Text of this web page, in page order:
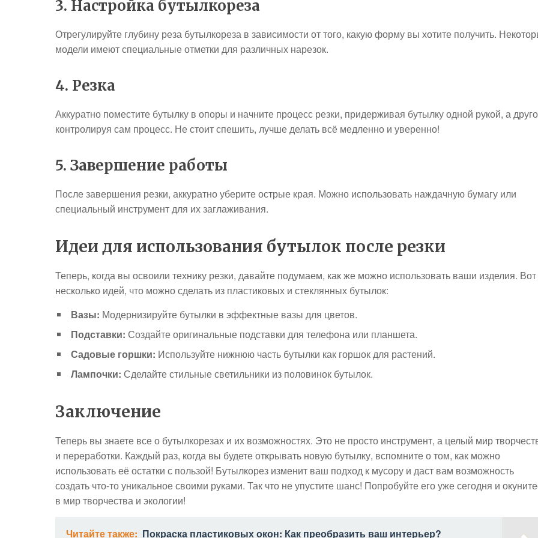
3. Настройка бутылкореза
Отрегулируйте глубину реза бутылкореза в зависимости от того, какую форму вы хотите получить.
модели имеют специальные отметки для различных нарезок.
4. Резка
Аккуратно поместите бутылку в опоры и начните процесс резки, придерживая бутылку одной рукой, а
контролируя сам процесс. Не стоит спешить, лучше делать всё медленно и уверенно!
5. Завершение работы
После завершения резки, аккуратно уберите острые края. Можно использовать наждачную бумагу или
специальный инструмент для их заглаживания.
Идеи для использования бутылок после резки
Теперь, когда вы освоили технику резки, давайте подумаем, как же можно использовать ваши изделия. Вот
несколько идей, что можно сделать из пластиковых и стеклянных бутылок:
Вазы: Модернизируйте бутылки в эффектные вазы для цветов.
Подставки: Создайте оригинальные подставки для телефона или планшета.
Садовые горшки: Используйте нижнюю часть бутылки как горшок для растений.
Лампочки: Сделайте стильные светильники из половинок бутылок.
Заключение
Теперь вы знаете все о бутылкорезах и их возможностях. Это не просто инструмент, а целый мир
и переработки. Каждый раз, когда вы будете открывать новую бутылку, вспомните о том, как можно
использовать её остатки с пользой! Бутылкорез изменит ваш подход к мусору и даст вам возможность
создать что-то уникальное своими руками. Так что не упустите шанс! Попробуйте его уже сегодня и
в мир творчества и экологии!
Читайте также: Покраска пластиковых окон: Как преобразить ваш интерьер?